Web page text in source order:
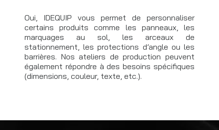
Oui, IDEQUIP vous permet de personnaliser
certains produits comme les panneaux, les
marquages au sol, les arceaux de
stationnement, les protections d’angle ou les
barrières. Nos ateliers de production peuvent
également répondre à des besoins spécifiques
(dimensions, couleur, texte, etc.).